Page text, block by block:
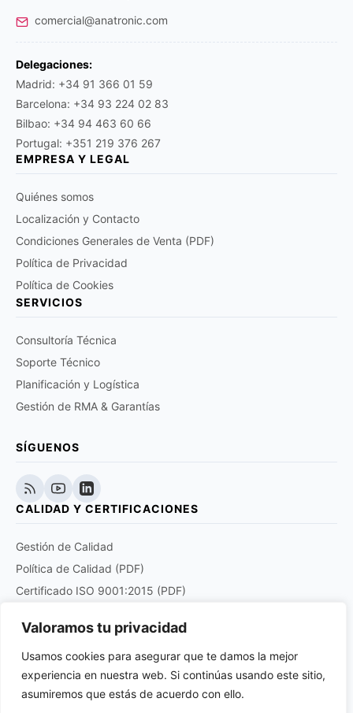
Valoramos tu privacidad
Usamos cookies para asegurar que te damos la mejor
experiencia en nuestra web. Si continúas usando este sitio,
asumiremos que estás de acuerdo con ello.
comercial@anatronic.com
Delegaciones:
Madrid: +34 91 366 01 59
Barcelona: +34 93 224 02 83
Bilbao: +34 94 463 60 66
Portugal: +351 219 376 267
EMPRESA Y LEGAL
Quiénes somos
Localización y Contacto
Condiciones Generales de Venta (PDF)
Política de Privacidad
Política de Cookies
SERVICIOS
Consultoría Técnica
Soporte Técnico
Planificación y Logística
Gestión de RMA & Garantías
SÍGUENOS
CALIDAD Y CERTIFICACIONES
Gestión de Calidad
Política de Calidad (PDF)
Certificado ISO 9001:2015 (PDF)
Certificado DOCUPLUS S&I (PDF)
Purchase order quality clauses for aviation and
aerospace products suppliers (PDF)